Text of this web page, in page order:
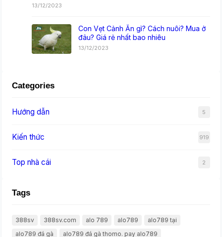
13/12/2023
Con Vẹt Cảnh Ăn gì? Cách nuôi? Mua ở
đâu? Giá rẻ nhất bao nhiêu
13/12/2023
Categories
Hướng dẫn 5
Kiến thức 919
Top nhà cái 2
Tags
388sv 388sv.com alo 789 alo789
alo789 tại
alo789 đá gà
alo789 đá gà thomo. pay alo789